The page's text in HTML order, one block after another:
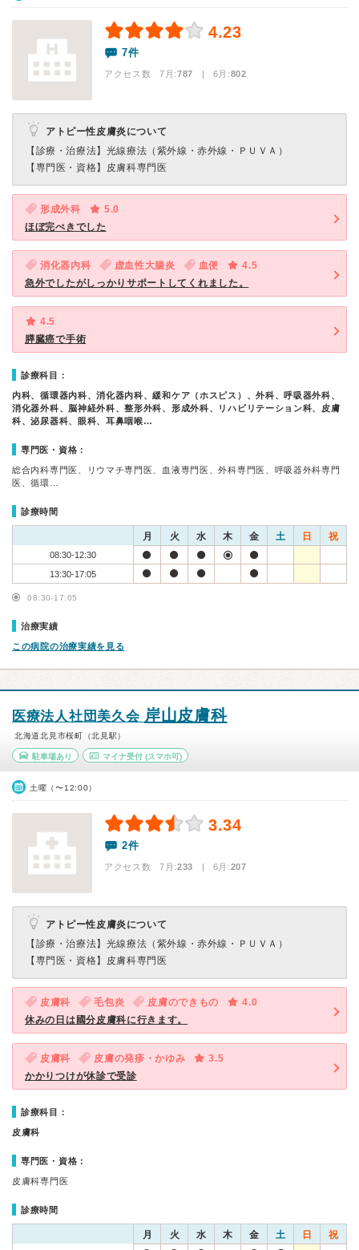
4.23
7件
アクセス数 7月:787 | 6月:802
アトピー性皮膚炎について
【診療・治療法】 光線療法（紫外線・赤外線・ＰＵＶＡ）
【専門医・資格】 皮膚科専門医
形成外科
5.0
ほぼ完ぺきでした
消化器内科 虚血性大腸炎 血便
4.5
急外でしたがしっかりサポートしてくれました。
4.5
膵臓癌で手術
診療科目：
内科、循環器内科、消化器内科、緩和ケア（ホスピス）、外科、呼吸器外科、
消化器外科、脳神経外科、整形外科、形成外科、リハビリテーション科、皮膚
科、泌尿器科、眼科、耳鼻咽喉…
専門医・資格：
総合内科専門医、リウマチ専門医、血液専門医、外科専門医、呼吸器外科専門
医、循環…
診療時間
月 火 水 木 金 土 日 祝
08:30-12:30
13:30-17:05
08:30-17:05
治療実績
この病院の治療実績を見る
医療法人社団美久会 岸山皮膚科
北海道北見市桜町（北見駅）
駐車場あり マイナ受付(スマホ可)
土曜（〜12:00）
3.34
2件
アクセス数 7月:233 | 6月:207
アトピー性皮膚炎について
【診療・治療法】 光線療法（紫外線・赤外線・ＰＵＶＡ）
【専門医・資格】 皮膚科専門医
皮膚科 毛包炎 皮膚のできもの
4.0
休みの日は國分皮膚科に行きます。
皮膚科 皮膚の発疹・かゆみ
3.5
かかりつけが休診で受診
診療科目：
皮膚科
専門医・資格：
皮膚科専門医
診療時間
月 火 水 木 金 土 日 祝